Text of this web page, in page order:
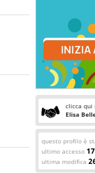
clicca qui
Elisa
questo profilo è
ultimo accesso
ultima modifica